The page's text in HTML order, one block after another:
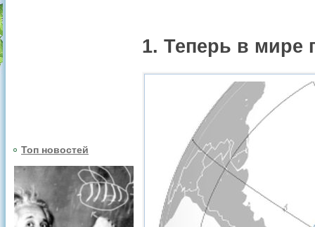
Топ новостей
1. Теперь в мире